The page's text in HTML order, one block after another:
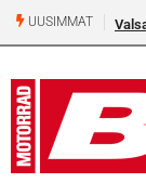
UUSIMMAT